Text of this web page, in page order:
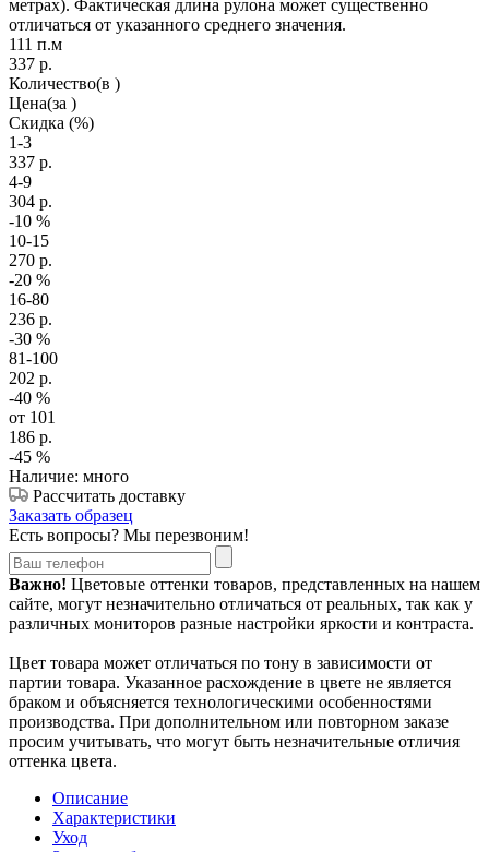
метрах). Фактическая длина рулона может существенно
отличаться от указанного среднего значения.
111 п.м
337 р.
Количество(в )
Цена(за )
Скидка (%)
1-3
337 р.
4-9
304 р.
-10 %
10-15
270 р.
-20 %
16-80
236 р.
-30 %
81-100
202 р.
-40 %
от 101
186 р.
-45 %
Наличие: много
Рассчитать доставку
Заказать образец
Есть вопросы? Мы перезвоним!
Важно! Цветовые оттенки товаров, представленных на нашем
сайте, могут незначительно отличаться от реальных, так как у
различных мониторов разные настройки яркости и контраста.
Цвет товара может отличаться по тону в зависимости от
партии товара. Указанное расхождение в цвете не является
браком и объясняется технологическими особенностями
производства. При дополнительном или повторном заказе
просим учитывать, что могут быть незначительные отличия
оттенка цвета.
Описание
Характеристики
Уход